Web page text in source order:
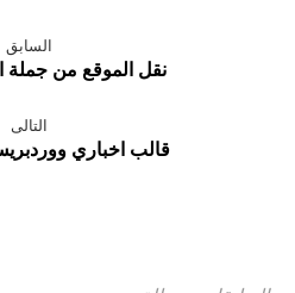
السابق
نقل الموقع من جملة
التالى
قالب اخباري